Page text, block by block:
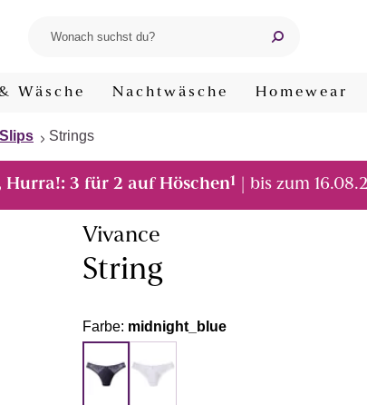
Wäsche Nachtwäsche Homewear
Strings
Hurra!: 3 für 2 auf Höschen1 | bis zum
Vivance
String
Farbe: midnight_blue